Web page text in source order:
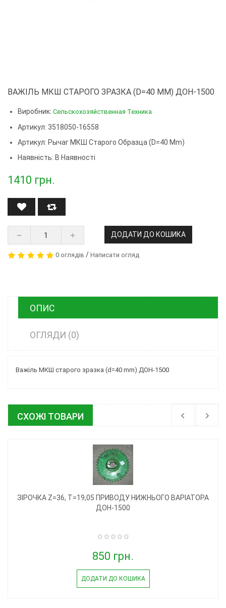
ВАЖІЛЬ МКШ СТАРОГО ЗРАЗКА (D=40 MM) ДОН-1500
Виробник: Сельскохозяйственная Техника
Артикул: 3518050-16558
Артикул: Рычаг МКШ Старого Образца (d=40 Mm)
Наявність: В Наявності
1410 грн.
ДОДАТИ ДО КОШИКА
0 оглядів / Написати огляд
ОПИС
ОГЛЯДИ (0)
Важіль МКШ старого зразка (d=40 mm) ДОН-1500
СХОЖІ ТОВАРИ
ЗІРОЧКА Z=36, T=19,05 ПРИВОДУ НИЖНЬОГО ВАРІАТОРА
ДОН-1500
850 грн.
ДОДАТИ ДО КОШИКА